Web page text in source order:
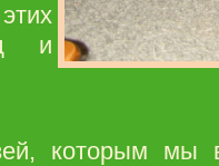
и
которым мы